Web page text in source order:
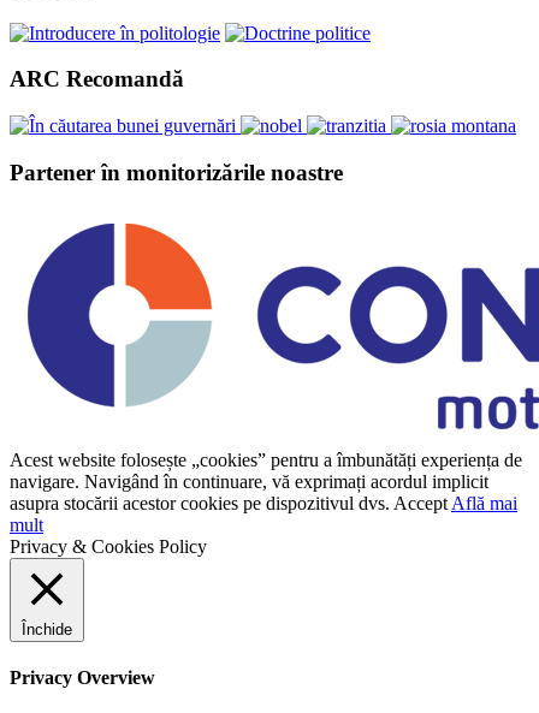
ARC Recomandă
Partener în monitorizările noastre
Acest website folosește „cookies” pentru a îmbunătăți experiența de
navigare. Navigând în continuare, vă exprimați acordul implicit
asupra stocării acestor cookies pe dispozitivul dvs. Accept Află mai
mult
Privacy & Cookies Policy
Închide
Privacy Overview